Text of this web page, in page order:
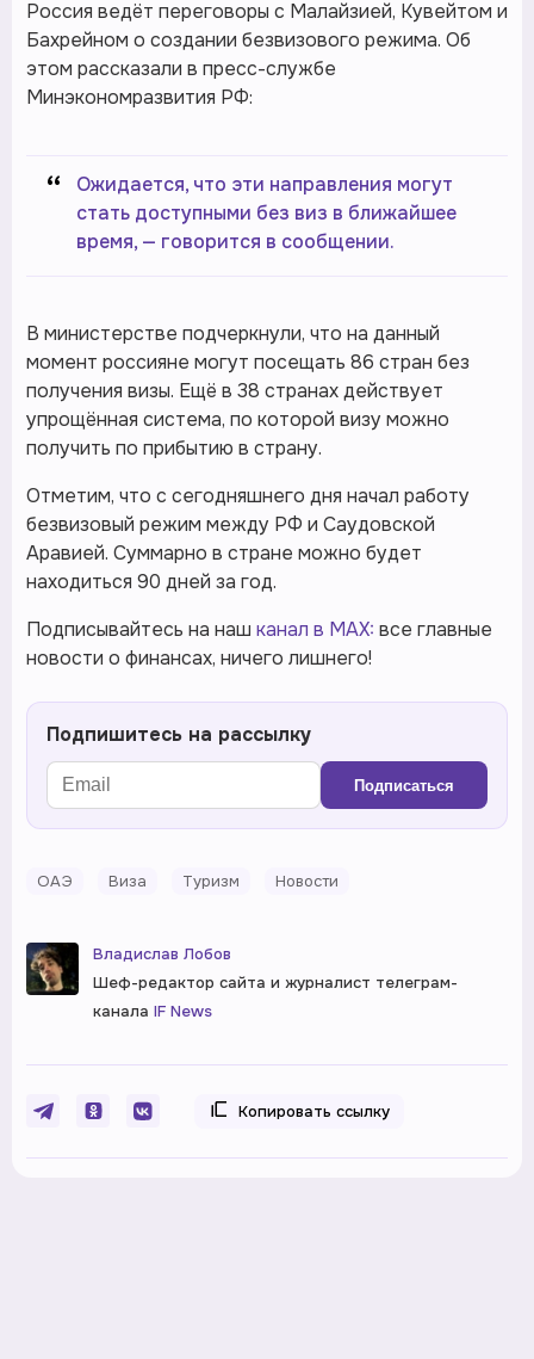
Россия ведёт переговоры с Малайзией, Кувейтом и
Бахрейном о создании безвизового режима. Об
этом рассказали в пресс-службе
Минэкономразвития РФ:
“
Ожидается, что эти направления могут
стать доступными без виз в ближайшее
время, — говорится в сообщении.
В министерстве подчеркнули, что на данный
момент россияне могут посещать 86 стран без
получения визы. Ещё в 38 странах действует
упрощённая система, по которой визу можно
получить по прибытию в страну.
Отметим, что с сегодняшнего дня начал работу
безвизовый режим между РФ и Саудовской
Аравией. Суммарно в стране можно будет
находиться 90 дней за год.
Подписывайтесь на наш канал в MAX: все главные
новости о финансах, ничего лишнего!
Подпишитесь на рассылку
Подписаться
ОАЭ Виза Туризм Новости
Владислав Лобов
Шеф-редактор сайта и журналист телеграм-
канала IF News
Копировать ссылку